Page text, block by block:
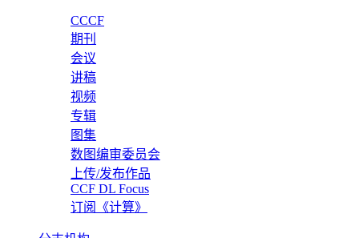
CCCF
期刊
会议
讲稿
视频
专辑
图集
数图编审委员会
上传/发布作品
CCF DL Focus
订阅《计算》